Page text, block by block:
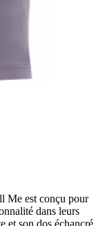
Me est conçu pour
dans leurs